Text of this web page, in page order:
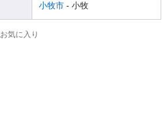
小牧市 - 小牧
お気に入り